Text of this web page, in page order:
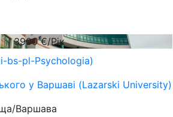
3900€/Рік
bs-pl-Psychologia)
у Варшаві (Lazarski University)
Варшава